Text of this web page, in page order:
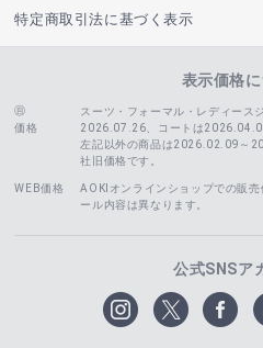
特定商取引法に基づく表示
表示価格
価格
スーツ・フォーマル・レディー
2026.07.26、コートは
左記以外の商品は2026.02.09～
社旧価格です。
WEB価格
AOKIオンラインショップでの販
ール内容は異なります。
公式SNSア